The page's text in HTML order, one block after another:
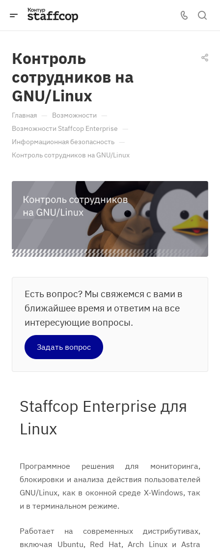
Контроль
сотрудников на
GNU/Linux
Главная — Возможности —
Возможности Staffcop Enterprise —
Информационная безопасность —
Контроль сотрудников на GNU/Linux
Есть вопрос? Мы свяжемся с вами в
ближайшее время и ответим на все
интересующие вопросы.
Задать вопрос
Staffcop Enterprise для
Linux
Программное решения для мониторинга,
блокировки и анализа действия пользователей
GNU/Linux, как в оконной среде X-Windows, так
и в терминальном режиме.
Работает на современных дистрибутивах,
включая Ubuntu, Red Hat, Arch Linux и Astra